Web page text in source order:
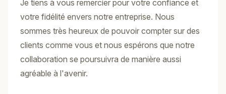
Je tiens à vous remercier pour votre confiance et
votre fidélité envers notre entreprise. Nous
sommes très heureux de pouvoir compter sur des
clients comme vous et nous espérons que notre
collaboration se poursuivra de manière aussi
agréable à l'avenir.